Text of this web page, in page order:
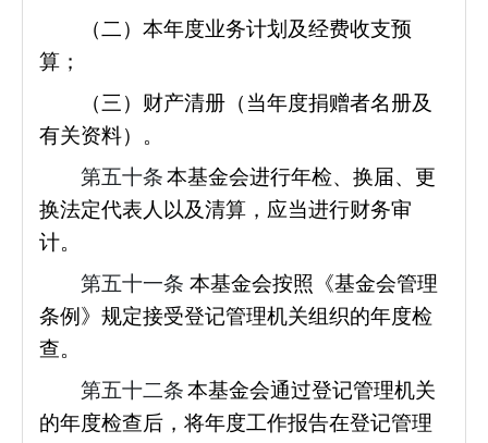
（二）本年度业务计划及经费收支预
算；
（三）财产清册（当年度捐赠者名册及
有关资料）。
第五十条本基金会进行年检、换届、更
换法定代表人以及清算，应当进行财务审
计。
第五十一条 本基金会按照《基金会管理
条例》规定接受登记管理机关组织的年度检
查。
第五十二条本基金会通过登记管理机关
的年度检查后，将年度工作报告在登记管理